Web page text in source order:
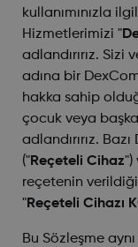
kullanımınızla
Hizmetlerimizi "
adlandırırız. Sizi
adına bir
hakka sahip
çocuk veya
adlandırırız.
("Reçeteli Cihaz")
reçetenin
"Reçeteli Cihazı
Bu Sözleşme